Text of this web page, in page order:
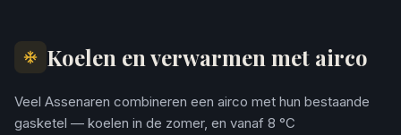
Koelen en verwarmen met airco
Veel Assenaren combineren een airco met hun bestaande
gasketel — koelen in de zomer, en vanaf 8 °C